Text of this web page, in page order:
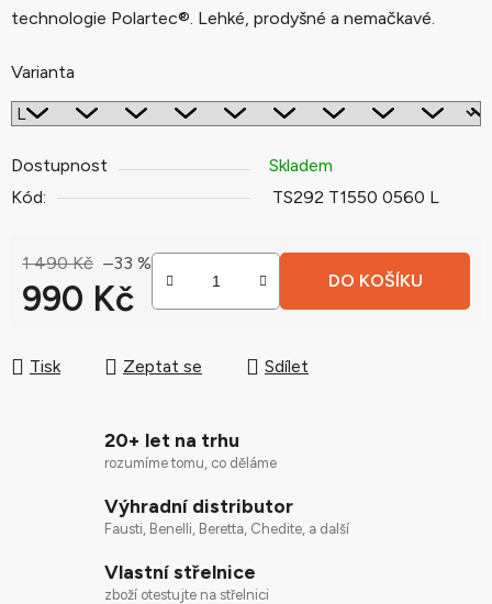
technologie Polartec®. Lehké, prodyšné a nemačkavé.
Varianta
Dostupnost
Skladem
Kód:
TS292 T1550 0560 L
1 490 Kč –33 %
990 Kč DO KOŠÍKU
Tisk Zeptat se Sdílet
20+ let na trhu
rozumíme tomu, co děláme
Výhradní distributor
Fausti, Benelli, Beretta, Chedite, a další
Vlastní střelnice
zboží otestujte na střelnici